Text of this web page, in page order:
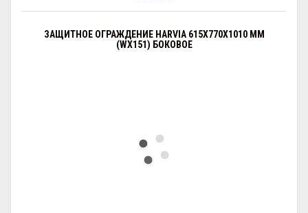
ЗАЩИТНОЕ ОГРАЖДЕНИЕ HARVIA 615Х770X1010 ММ
(WX151) БОКОВОЕ